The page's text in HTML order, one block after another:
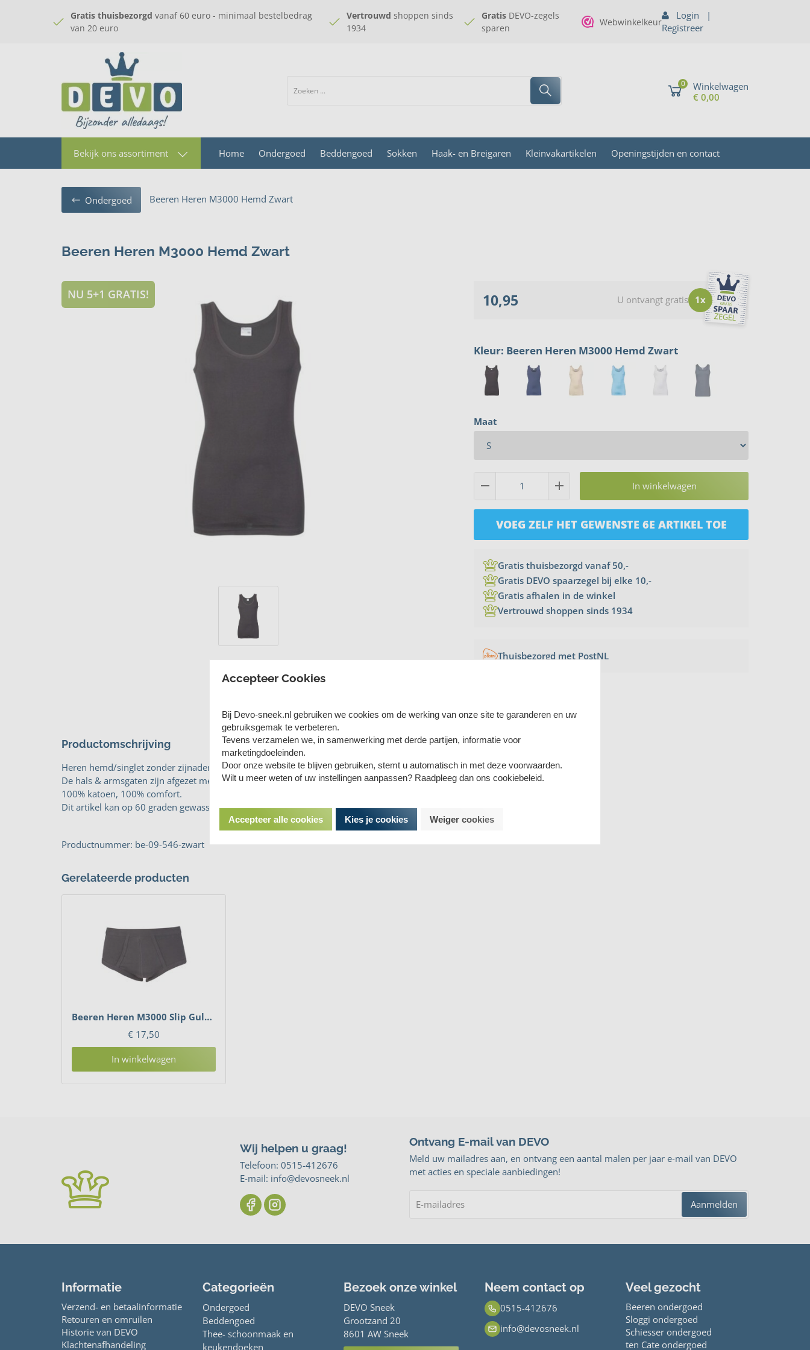
Gratis thuisbezorgd vanaf 60 euro - minimaal bestelbedrag
van 20 euro
Vertrouwd shoppen sinds
1934
GratisDEVO-zegels
sparen
Webwinkelkeur
Login
|
Registreer
0
Winkelwagen
€ 0,00
Bekijk ons assortiment Home Ondergoed Beddengoed Sokken Haak- en Breigaren Kleinvakartikelen Openingstijden en contact
Ondergoed Beeren Heren M3000 Hemd Zwart
Beeren Heren M3000 Hemd Zwart
NU 5+1 GRATIS! 10,95 U ontvangt gratis 1x
Kleur: Beeren Heren M3000 Hemd Zwart
Maat
In winkelwagen
VOEG ZELF HET GEWENSTE 6E ARTIKEL TOE
Gratis thuisbezorgd vanaf 50,-
Gratis DEVO spaarzegel bij elke 10,-
Gratis afhalen in de winkel
Vertrouwd shoppen sinds 1934
Thuisbezorgd met PostNL
Productomschrijving
Heren hemd/singlet zonder zijnaden gemaakt van een fijnrib.
De hals & armsgaten zijn afgezet met boord.
100% katoen, 100% comfort.
Dit artikel kan op 60 graden gewassen worden.
Productnummer: be-09-546-zwart
Gerelateerde producten
Beeren Heren M3000 Slip Gulp Zwart 2-Pack
€ 17,50
In winkelwagen
Wij helpen u graag!
Telefoon:0515-412676
E-mail: info@devosneek.nl
Ontvang E-mail van DEVO
Meld uw mailadres aan, en ontvang een aantal malen per jaar e-mail van DEVO
met acties en speciale aanbiedingen!
Aanmelden
Categorieën
Ondergoed
Beddengoed
Thee- schoonmaak en
keukendoeken
Bezoek onze winkel
DEVO Sneek
Grootzand 20
8601 AW Sneek
Neem contact op
0515-412676
info@devosneek.nl
Veel gezocht
Beeren ondergoed
Sloggi ondergoed
Schiesser ondergoed
ten Cate ondergoed
Informatie
Verzend- en betaalinformatie
Retouren en omruilen
Historie van DEVO
Klachtenafhandeling
Accepteer Cookies
Bij Devo-sneek.nl gebruiken we cookies om de werking van onze site te garanderen en uw
gebruiksgemak te verbeteren.
Tevens verzamelen we, in samenwerking met derde partijen, informatie voor
marketingdoeleinden.
Door onze website te blijven gebruiken, stemt u automatisch in met deze voorwaarden.
Wilt u meer weten of uw instellingen aanpassen? Raadpleeg dan ons cookiebeleid.
Accepteer alle cookies Kies je cookies Weiger cookies